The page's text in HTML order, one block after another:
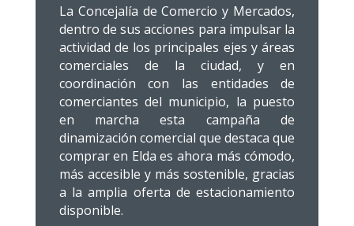
La Concejalía de Comercio y Mercados,
dentro de sus acciones para impulsar la
actividad de los principales ejes y áreas
comerciales de la ciudad, y en
coordinación con las entidades de
comerciantes del municipio, la puesto
en marcha esta campaña de
dinamización comercial que destaca que
comprar en Elda es ahora más cómodo,
más accesible y más sostenible, gracias
a la amplia oferta de estacionamiento
disponible.